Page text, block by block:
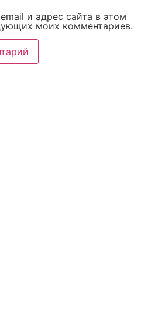
и адрес сайта в этом
моих комментариев.